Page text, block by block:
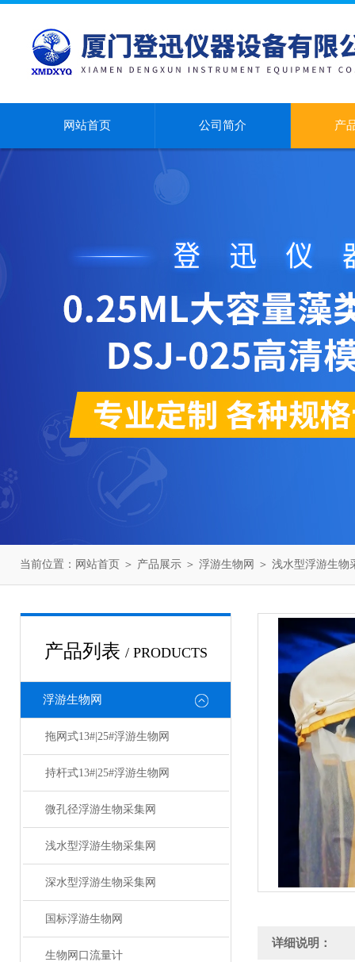
网站首页 公司简介 产
当前位置： 网站首页 ＞ 产品展示 ＞ 浮游生物网 ＞ 浅水型浮游生物
产品列表 / PRODUCTS
浮游生物网
拖网式13#|25#浮游生物网
持杆式13#|25#浮游生物网
微孔径浮游生物采集网
浅水型浮游生物采集网
深水型浮游生物采集网
国标浮游生物网
生物网口流量计
详细说明：